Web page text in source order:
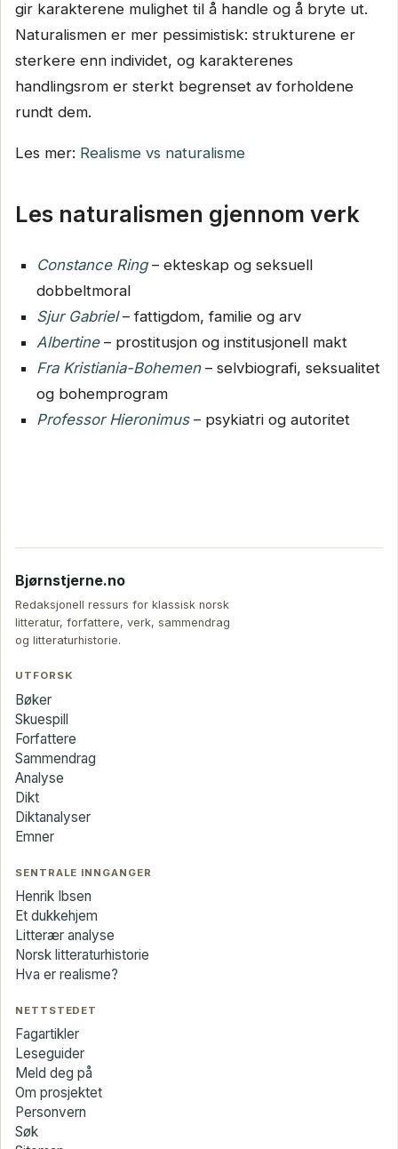
gir karakterene mulighet til å handle og å bryte ut.
Naturalismen er mer pessimistisk: strukturene er
sterkere enn individet, og karakterenes
handlingsrom er sterkt begrenset av forholdene
rundt dem.
Les mer: Realisme vs naturalisme
Les naturalismen gjennom verk
Constance Ring– ekteskap og seksuell
dobbeltmoral
Sjur Gabriel– fattigdom, familie og arv
Albertine– prostitusjon og institusjonell makt
Fra Kristiania-Bohemen– selvbiografi, seksualitet
og bohemprogram
Professor Hieronimus– psykiatri og autoritet
Bjørnstjerne.no
Redaksjonell ressurs for klassisk norsk
litteratur, forfattere, verk, sammendrag
og litteraturhistorie.
UTFORSK
Bøker
Skuespill
Forfattere
Sammendrag
Analyse
Dikt
Diktanalyser
Emner
SENTRALE INNGANGER
Henrik Ibsen
Et dukkehjem
Litterær analyse
Norsk litteraturhistorie
Hva er realisme?
NETTSTEDET
Fagartikler
Leseguider
Meld deg på
Om prosjektet
Personvern
Søk